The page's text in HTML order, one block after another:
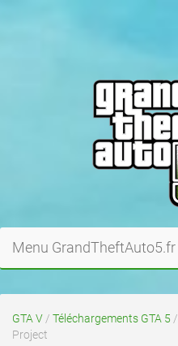
Menu GrandTheftAuto5.fr
GTA V / Téléchargements GTA 5 /
Project